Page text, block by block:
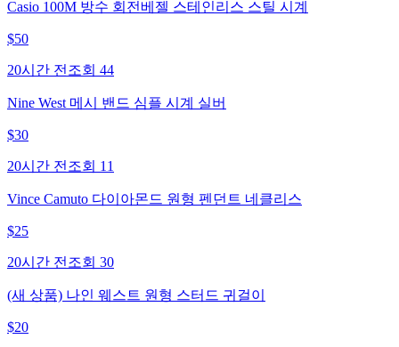
Casio 100M 방수 회전베젤 스테인리스 스틸 시계
$50
20시간 전 조회 44
Nine West 메시 밴드 심플 시계 실버
$30
20시간 전 조회 11
Vince Camuto 다이아몬드 원형 펜던트 네클리스
$25
20시간 전 조회 30
(새 상품) 나인 웨스트 원형 스터드 귀걸이
$20